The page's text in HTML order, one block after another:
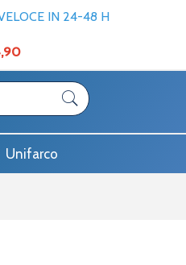
IN 24-48 H
Unifarco